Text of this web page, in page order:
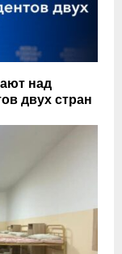
над
двух стран